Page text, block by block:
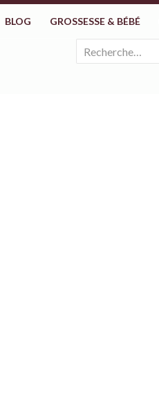
BLOG GROSSESSE & BÉBÉ
Rechercher :